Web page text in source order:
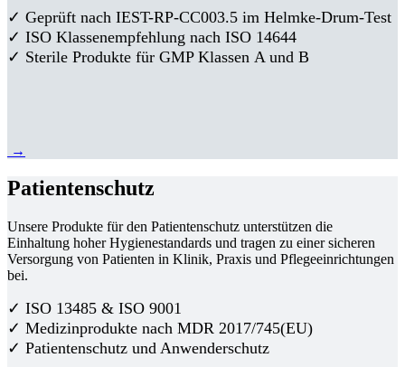
✓ Geprüft nach IEST-RP-CC003.5 im Helmke-Drum-Test
✓ ISO Klassenempfehlung nach ISO 14644
✓ Sterile Produkte für GMP Klassen A und B
→
Patientenschutz
Unsere Produkte für den Patientenschutz unterstützen die
Einhaltung hoher Hygienestandards und tragen zu einer sicheren
Versorgung von Patienten in Klinik, Praxis und Pflegeeinrichtungen
bei.
✓ ISO 13485 & ISO 9001
✓ Medizinprodukte nach MDR 2017/745(EU)
✓ Patientenschutz und Anwenderschutz